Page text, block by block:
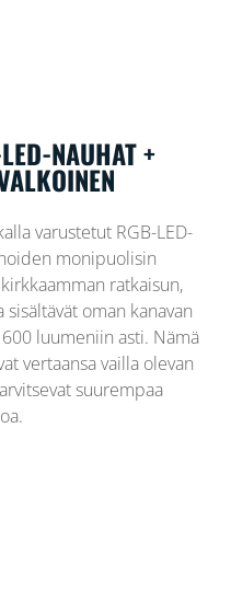
NAUHAT +
varustetut RGB-LED-
monipuolisin
ratkaisun,
sisältävät oman kanavan
luumeniin asti. Nämä
vertaansa vailla olevan
suurempaa